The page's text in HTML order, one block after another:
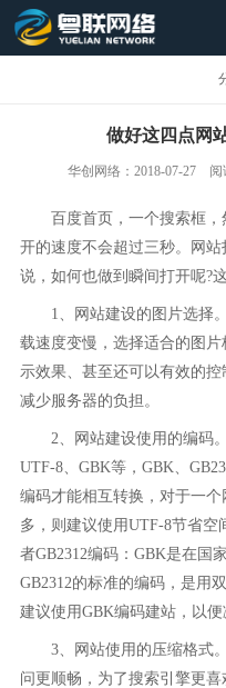
做好这四点网
华创网络：2018-07-27
百度首页，一个搜索框
开的速度不会超过三秒。网
说，如何也做到瞬间打开呢?
1、网站建设的图片选择
载速度变慢，选择适合的图
示效果、甚至还可以有效的
减少服务器的负担。
2、网站建设使用的编码
UTF-8、GBK等，GBK、
编码才能相互转换，对于一
多，则建议使用UTF-8节省
者GB2312编码：GBK是在国
GB2312的标准的编码，是用
建议使用GBK编码建站，以
3、网站使用的压缩格式
问更顺畅，为了搜索引擎更